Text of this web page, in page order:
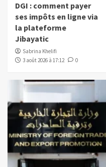
DGI : comment payer
ses impôts en ligne via
la plateforme
Jibayatic
Sabrina Khelifi
3 août 2026 à 17:12
0